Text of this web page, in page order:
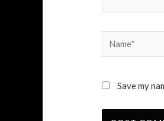
Name*
Save my